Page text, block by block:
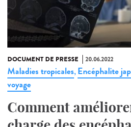
DOCUMENT DE PRESSE 20.06.2022
Maladies tropicales, Encéphalite
voyage
Comment